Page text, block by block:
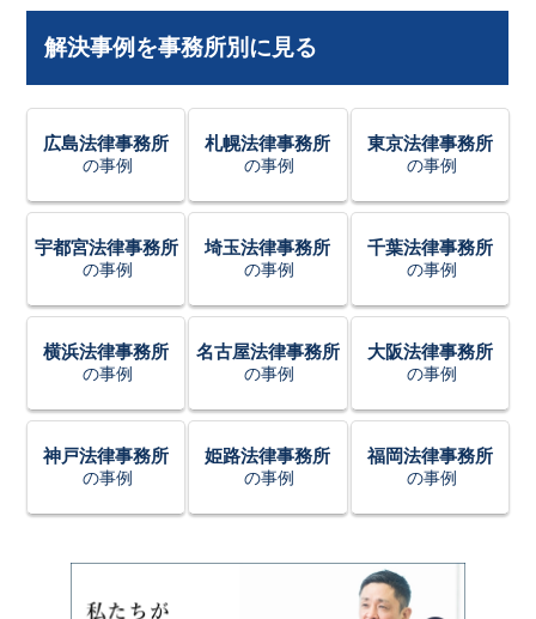
解決事例を事務所別に見る
広島法律事務所
の事例
札幌法律事務所
の事例
東京法律事務所
の事例
宇都宮法律事務所
の事例
埼玉法律事務所
の事例
千葉法律事務所
の事例
横浜法律事務所
の事例
名古屋法律事務所
の事例
大阪法律事務所
の事例
神戸法律事務所
の事例
姫路法律事務所
の事例
福岡法律事務所
の事例